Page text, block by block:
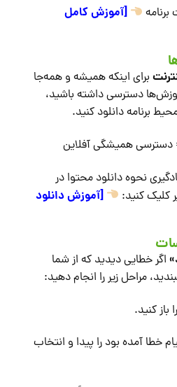
[آموزش کامل
برای اینکه همیشه و همه‌جا
دسترسی داشته باشید،
برنامه دانلود کنید.
دسترسی همیشگی آفلاین
نحوه دانلود محتوا در
کلیک کنید:
[آموزش دانلود
اگر خطایی دیدید که از شما
مراحل زیر را انجام دهید:
باز کنید.
خطا آمده بود را پیدا و انتخاب